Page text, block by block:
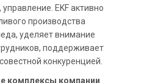
EKF активно
производства
уделяет внимание
поддерживает
конкуренцией.
комплексы компании